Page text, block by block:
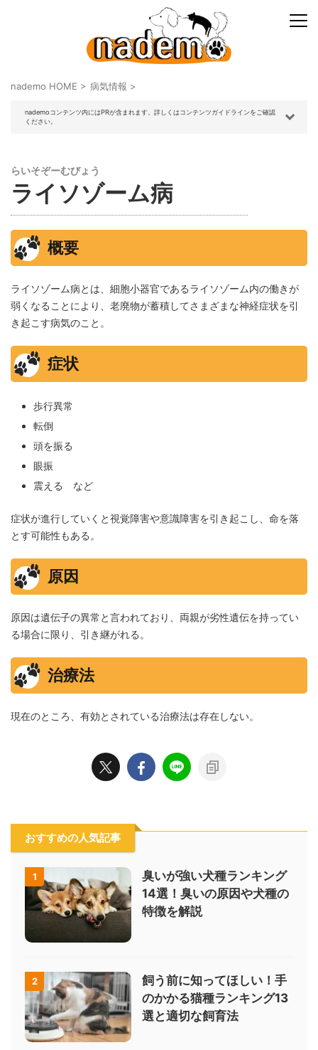
nademo HOME > 病気情報 >
nademoコンテンツ内にはPRが含まれます。詳しくはコンテンツガイドラインをご確認
ください。
らいそぞーむびょう
ライソゾーム病
概要
ライソゾーム病とは、細胞小器官であるライソゾーム内の働きが
弱くなることにより、老廃物が蓄積してさまざまな神経症状を引
き起こす病気のこと。
症状
歩行異常
転倒
頭を振る
眼振
震える など
症状が進行していくと視覚障害や意識障害を引き起こし、命を落
とす可能性もある。
原因
原因は遺伝子の異常と言われており、両親が劣性遺伝を持ってい
る場合に限り、引き継がれる。
治療法
現在のところ、有効とされている治療法は存在しない。
おすすめの人気記事
1
臭いが強い犬種ランキング
14選！臭いの原因や犬種の
特徴を解説
2
飼う前に知ってほしい！手
のかかる猫種ランキング13
選と適切な飼育法